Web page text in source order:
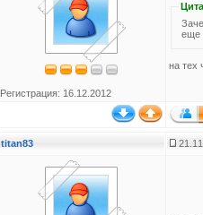
Регистрация: 16.12.2012
еще
на тех
titan83